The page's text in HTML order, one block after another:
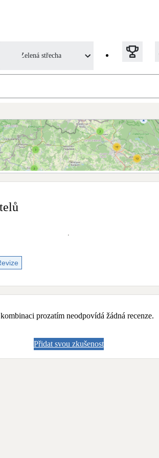
Zelená střecha
Klimatizace pro vytápění
Solární termický systém
Na přípravu teplé vody i přitápění
Bateriové úložiště
Šedá i černá odpadní voda
Retence deštové vody
prozatím neodpovídá žádná recenze.
Přidat svou zkušenost